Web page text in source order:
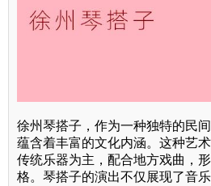
徐州琴搭子，作为一种独特的民
蕴含着丰富的文化内涵。这种艺
传统乐器为主，配合地方戏曲，
格。琴搭子的演出不仅展现了音